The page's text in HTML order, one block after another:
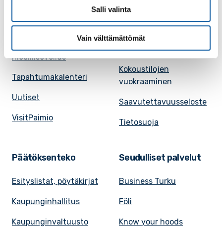
Salli valinta
Vain välttämättömät
Ruokalista, Ansku
mobiilisovellus
Tapahtumakalenteri
Uutiset
VisitPaimio
Kaupungille osoitetut
laskut
Kokoustilojen
vuokraaminen
Saavutettavuusseloste
Tietosuoja
Päätöksenteko
Esityslistat, pöytäkirjat
Kaupunginhallitus
Kaupunginvaltuusto
Seudulliset palvelut
Business Turku
Föli
Know your hoods